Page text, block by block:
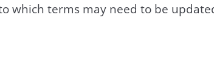
which terms may need to be